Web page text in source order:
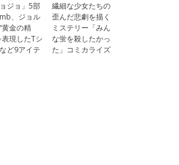
ョジョ」5部
、ジョル
黄金の精
表現したTシ
ど9アイテ
繊細な少女たちの
歪んだ悲劇を描く
ミステリー「みん
な蛍を殺したかっ
た」コミカライズ